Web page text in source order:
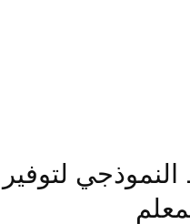
لتوفير